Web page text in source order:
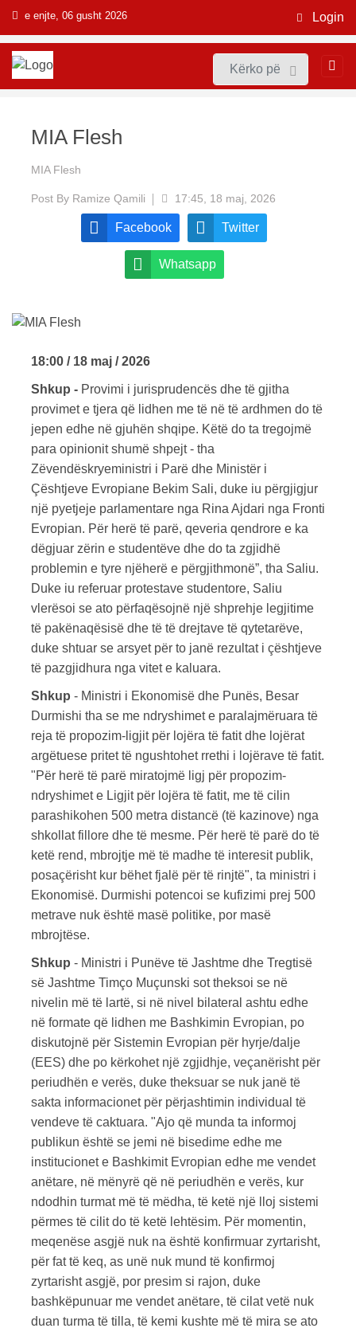
e enjte, 06 gusht 2026 Login
MIA Flesh
MIA Flesh
Post By Ramize Qamili 17:45, 18 maj, 2026
Facebook Twitter
Whatsapp
18:00 / 18 maj / 2026
Shkup - Provimi i jurisprudencës dhe të gjitha
provimet e tjera që lidhen me të në të ardhmen do të
jepen edhe në gjuhën shqipe. Këtë do ta tregojmë
para opinionit shumë shpejt - tha
Zëvendëskryeministri i Parë dhe Ministër i
Çështjeve Evropiane Bekim Sali, duke iu përgjigjur
një pyetjeje parlamentare nga Rina Ajdari nga Fronti
Evropian. Për herë të parë, qeveria qendrore e ka
dëgjuar zërin e studentëve dhe do ta zgjidhë
problemin e tyre njëherë e përgjithmonë”, tha Saliu.
Duke iu referuar protestave studentore, Saliu
vlerësoi se ato përfaqësojnë një shprehje legjitime
të pakënaqësisë dhe të të drejtave të qytetarëve,
duke shtuar se arsyet për to janë rezultat i çështjeve
të pazgjidhura nga vitet e kaluara.
Shkup - Ministri i Ekonomisë dhe Punës, Besar
Durmishi tha se me ndryshimet e paralajmëruara të
reja të propozim-ligjit për lojëra të fatit dhe lojërat
argëtuese pritet të ngushtohet rrethi i lojërave të fatit.
"Për herë të parë miratojmë ligj për propozim-
ndryshimet e Ligjit për lojëra të fatit, me të cilin
parashikohen 500 metra distancë (të kazinove) nga
shkollat fillore dhe të mesme. Për herë të parë do të
ketë rend, mbrojtje më të madhe të interesit publik,
posaçërisht kur bëhet fjalë për të rinjtë", ta ministri i
Ekonomisë. Durmishi potencoi se kufizimi prej 500
metrave nuk është masë politike, por masë
mbrojtëse.
Shkup - Ministri i Punëve të Jashtme dhe Tregtisë
së Jashtme Timço Muçunski sot theksoi se në
nivelin më të lartë, si në nivel bilateral ashtu edhe
në formate që lidhen me Bashkimin Evropian, po
diskutojnë për Sistemin Evropian për hyrje/dalje
(EES) dhe po kërkohet një zgjidhje, veçanërisht për
periudhën e verës, duke theksuar se nuk janë të
sakta informacionet për përjashtimin individual të
vendeve të caktuara. "Ajo që munda ta informoj
publikun është se jemi në bisedime edhe me
institucionet e Bashkimit Evropian edhe me vendet
anëtare, në mënyrë që në periudhën e verës, kur
ndodhin turmat më të mëdha, të ketë një lloj sistemi
përmes të cilit do të ketë lehtësim. Për momentin,
meqenëse asgjë nuk na është konfirmuar zyrtarisht,
për fat të keq, as unë nuk mund të konfirmoj
zyrtarisht asgjë, por presim si rajon, duke
bashkëpunuar me vendet anëtare, të cilat vetë nuk
duan turma të tilla, të kemi kushte më të mira se ato